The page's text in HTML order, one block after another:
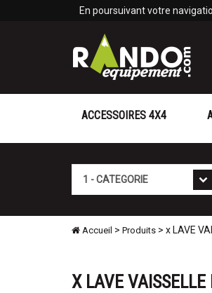
En poursuivant votre
ACCESSOIRES 4X4
Accueil > Produits > x LAVE
X LAVE
Panneau de gestion des cookies